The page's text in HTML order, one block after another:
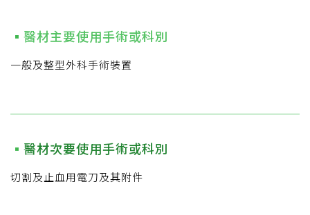
醫材主要使用手術或科別
一般及整型外科手術裝置
醫材次要使用手術或科別
切割及止血用電刀及其附件